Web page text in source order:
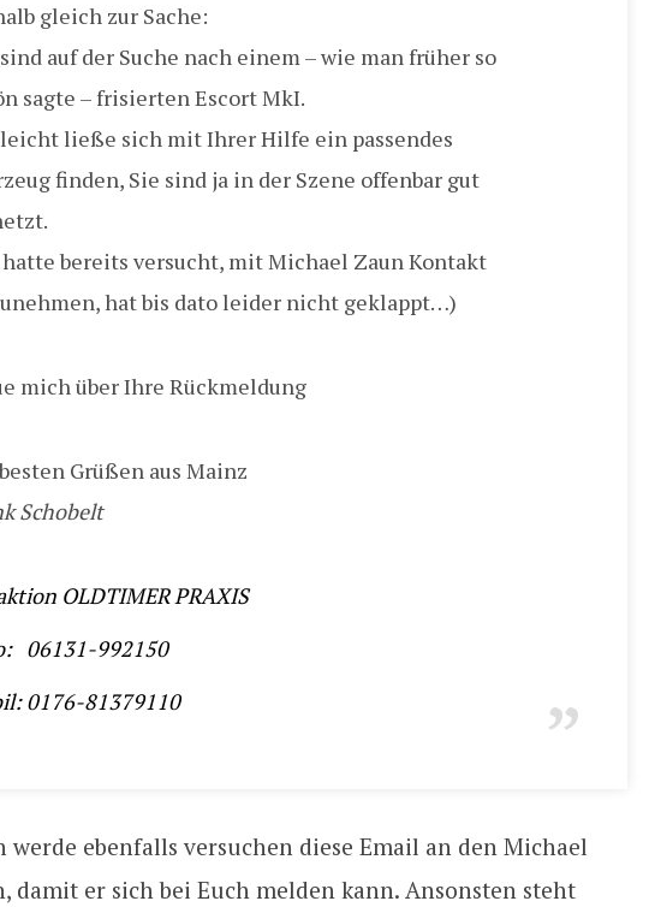
gleich zur Sache:
auf der Suche nach einem – wie man früher so
sagte – frisierten Escort MkI.
ließe sich mit Ihrer Hilfe ein passendes
finden, Sie sind ja in der Szene offenbar gut
bereits versucht, mit Michael Zaun Kontakt
hat bis dato leider nicht geklappt…)
mich über Ihre Rückmeldung
Grüßen aus Mainz
Schobelt
OLDTIMER PRAXIS
06131-992150
0176-81379110
werde ebenfalls versuchen diese Email an den Michael
damit er sich bei Euch melden kann. Ansonsten steht